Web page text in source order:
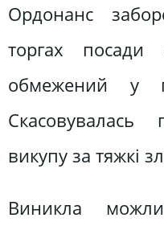
Ордонанс
торгах посади
обмежений у
Скасовувалась
викупу за тяжкі
Виникла